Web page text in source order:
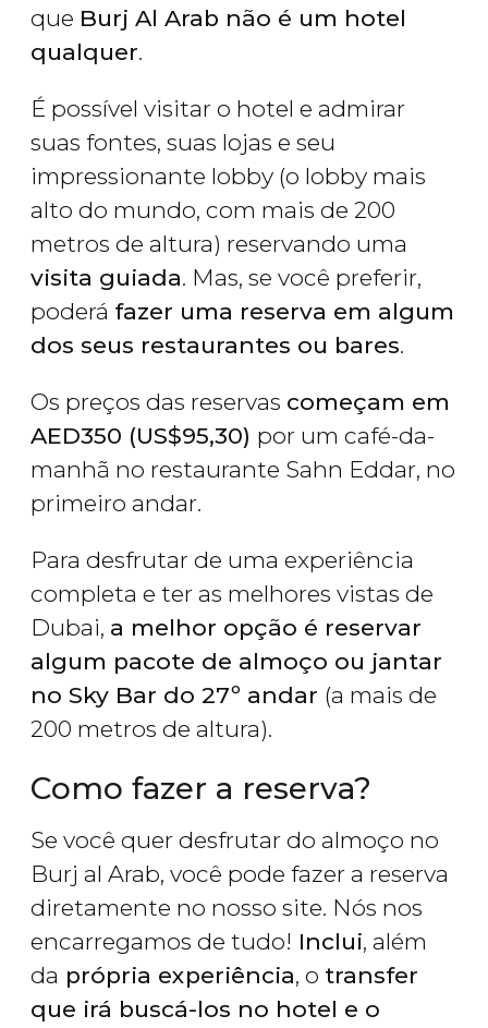
que Burj Al Arab não é um hotel
qualquer.
É possível visitar o hotel e admirar
suas fontes, suas lojas e seu
impressionante lobby (o lobby mais
alto do mundo, com mais de 200
metros de altura) reservando uma
visita guiada. Mas, se você preferir,
poderá fazer uma reserva em algum
dos seus restaurantes ou bares.
Os preços das reservas começam em
AED350 (US$95,30) por um café-da-
manhã no restaurante Sahn Eddar, no
primeiro andar.
Para desfrutar de uma experiência
completa e ter as melhores vistas de
Dubai, a melhor opção é reservar
algum pacote de almoço ou jantar
no Sky Bar do 27º andar (a mais de
200 metros de altura).
Como fazer a reserva?
Se você quer desfrutar do almoço no
Burj al Arab, você pode fazer a reserva
diretamente no nosso site. Nós nos
encarregamos de tudo! Inclui, além
da própria experiência, o transfer
que irá buscá-los no hotel e o